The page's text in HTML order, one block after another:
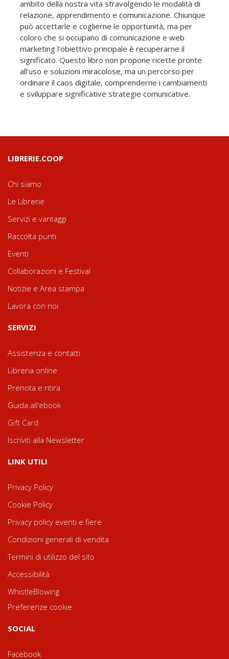
ambito della nostra vita stravolgendo le modalità di
relazione, apprendimento e comunicazione. Chiunque
può accettarle e coglierne le opportunità, ma per
coloro che si occupano di comunicazione e web
marketing l'obiettivo principale è recuperarne il
significato. Questo libro non propone ricette pronte
all'uso e soluzioni miracolose, ma un percorso per
ordinare il caos digitale, comprenderne i cambiamenti
e sviluppare significative strategie comunicative.
LIBRERIE.COOP
Chi siamo
Le Librerie
Servizi e vantaggi
Raccolta punti
Eventi
Collaborazioni e Festival
Notizie e Area stampa
Lavora con noi
SERVIZI
Assistenza e contatti
Libreria online
Prenota e ritira
Guida all'ebook
Gift Card
Iscriviti alla Newsletter
LINK UTILI
Privacy Policy
Cookie Policy
Privacy policy eventi e fiere
Condizioni generali di vendita
Termini di utilizzo del sito
Accessibilità
WhistleBlowing
Preferenze cookie
SOCIAL
Facebook